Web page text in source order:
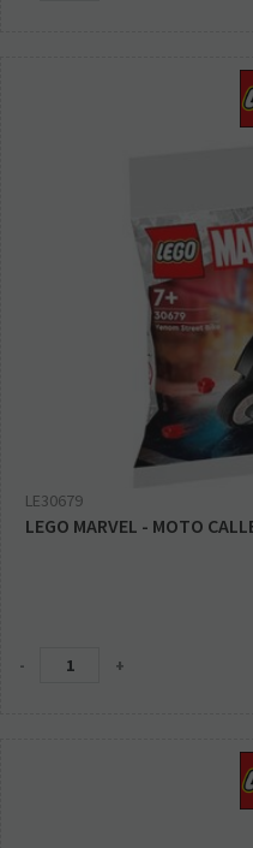
LE30679
LEGO MARVEL - MOTO
- +